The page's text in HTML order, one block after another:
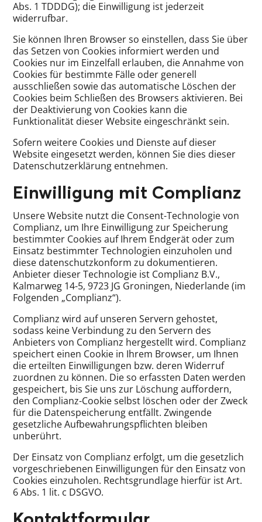
Abs. 1 TDDDG); die Einwilligung ist jederzeit
widerrufbar.
Sie können Ihren Browser so einstellen, dass Sie über
das Setzen von Cookies informiert werden und
Cookies nur im Einzelfall erlauben, die Annahme von
Cookies für bestimmte Fälle oder generell
ausschließen sowie das automatische Löschen der
Cookies beim Schließen des Browsers aktivieren. Bei
der Deaktivierung von Cookies kann die
Funktionalität dieser Website eingeschränkt sein.
Sofern weitere Cookies und Dienste auf dieser
Website eingesetzt werden, können Sie dies dieser
Datenschutzerklärung entnehmen.
Einwilligung mit Complianz
Unsere Website nutzt die Consent-Technologie von
Complianz, um Ihre Einwilligung zur Speicherung
bestimmter Cookies auf Ihrem Endgerät oder zum
Einsatz bestimmter Technologien einzuholen und
diese datenschutzkonform zu dokumentieren.
Anbieter dieser Technologie ist Complianz B.V.,
Kalmarweg 14-5, 9723 JG Groningen, Niederlande (im
Folgenden „Complianz“).
Complianz wird auf unseren Servern gehostet,
sodass keine Verbindung zu den Servern des
Anbieters von Complianz hergestellt wird. Complianz
speichert einen Cookie in Ihrem Browser, um Ihnen
die erteilten Einwilligungen bzw. deren Widerruf
zuordnen zu können. Die so erfassten Daten werden
gespeichert, bis Sie uns zur Löschung auffordern,
den Complianz-Cookie selbst löschen oder der Zweck
für die Datenspeicherung entfällt. Zwingende
gesetzliche Aufbewahrungspflichten bleiben
unberührt.
Der Einsatz von Complianz erfolgt, um die gesetzlich
vorgeschriebenen Einwilligungen für den Einsatz von
Cookies einzuholen. Rechtsgrundlage hierfür ist Art.
6 Abs. 1 lit. c DSGVO.